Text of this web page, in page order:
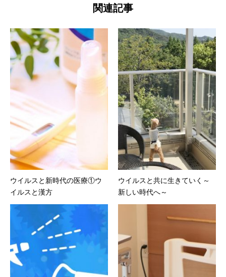
関連記事
ウイルスと新時代の医療①ウ
イルスと漢方
ウイルスと共に生きていく～
新しい時代へ～